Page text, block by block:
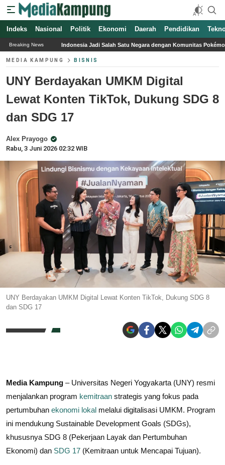
Indeks Nasional Politik Ekonomi Daerah Pendidikan
Breaking News
Indonesia Jadi Salah Satu Negara dengan Komunitas Pokémon Terbesar di Asia
MEDIA KAMPUNG BISNIS
UNY Berdayakan UMKM Digital
Lewat Konten TikTok, Dukung SDG 8
dan SDG 17
Alex Prayogo
Rabu, 3 Juni 2026 02:32 WIB
UNY Berdayakan UMKM Digital Lewat Konten TikTok, Dukung SDG 8
dan SDG 17
Media Kampung – Universitas Negeri Yogyakarta (UNY) resmi
menjalankan program kemitraan strategis yang fokus pada
pertumbuhan ekonomi lokal melalui digitalisasi UMKM. Program
ini mendukung Sustainable Development Goals (SDGs),
khususnya SDG 8 (Pekerjaan Layak dan Pertumbuhan
Ekonomi) dan SDG 17 (Kemitraan untuk Mencapai Tujuan).